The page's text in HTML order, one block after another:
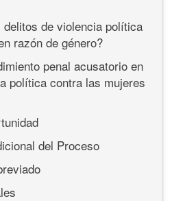
de violencia política
razón de género?
penal acusatorio en
política contra las mujeres
del Proceso